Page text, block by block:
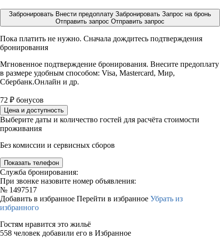
Забронировать Внести предоплату Забронировать Запрос на бронь
Отправить запрос Отправить запрос
Пока платить не нужно. Сначала дождитесь подтверждения
бронирования
Мгновенное подтверждение бронирования. Внесите предоплату
в размере удобным способом: Visa, Mastercard, Мир,
Сбербанк.Онлайн и др.
72 ₽ бонусов
Цена и доступность
Выберите даты и количество гостей для расчёта стоимости
проживания
Без комиссии и сервисных сборов
Показать телефон
Служба бронирования:
При звонке назовите номер объявления:
№ 1497517
Добавить в избранное Перейти в избранное Убрать из
избранного
Гостям нравится это жильё
558 человек добавили его в Избранное